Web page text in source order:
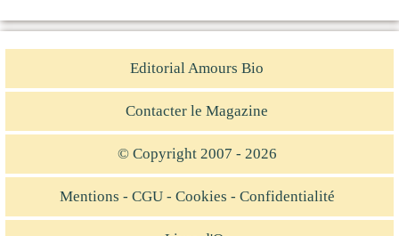
Editorial Amours Bio
Contacter le Magazine
© Copyright 2007 - 2026
Mentions - CGU - Cookies - Confidentialité